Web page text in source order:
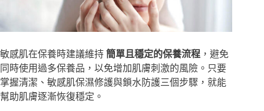
敏感肌在保養時建議維持 簡單且穩定的保養流程 ，避免
同時使用過多保養品，以免增加肌膚刺激的風險。只要
掌握清潔、敏感肌保濕修護與鎖水防護三個步驟，就能
幫助肌膚逐漸恢復穩定。